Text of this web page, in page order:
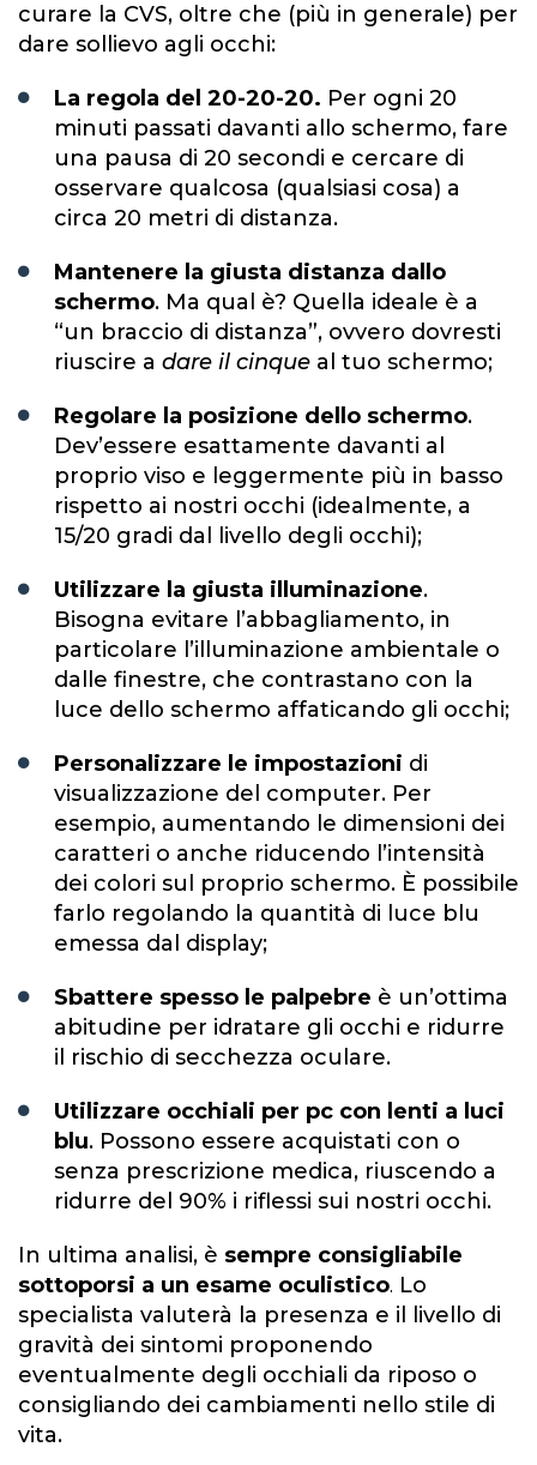
curare la CVS, oltre che (più in generale) per
dare sollievo agli occhi:
La regola del 20-20-20. Per ogni 20
minuti passati davanti allo schermo, fare
una pausa di 20 secondi e cercare di
osservare qualcosa (qualsiasi cosa) a
circa 20 metri di distanza.
Mantenere la giusta distanza dallo
schermo. Ma qual è? Quella ideale è a
“un braccio di distanza”, ovvero dovresti
riuscire a dare il cinque al tuo schermo;
Regolare la posizione dello schermo.
Dev’essere esattamente davanti al
proprio viso e leggermente più in basso
rispetto ai nostri occhi (idealmente, a
15/20 gradi dal livello degli occhi);
Utilizzare la giusta illuminazione.
Bisogna evitare l’abbagliamento, in
particolare l’illuminazione ambientale o
dalle finestre, che contrastano con la
luce dello schermo affaticando gli occhi;
Personalizzare le impostazioni di
visualizzazione del computer. Per
esempio, aumentando le dimensioni dei
caratteri o anche riducendo l’intensità
dei colori sul proprio schermo. È possibile
farlo regolando la quantità di luce blu
emessa dal display;
Sbattere spesso le palpebre è un’ottima
abitudine per idratare gli occhi e ridurre
il rischio di secchezza oculare.
Utilizzare occhiali per pc con lenti a luci
blu. Possono essere acquistati con o
senza prescrizione medica, riuscendo a
ridurre del 90% i riflessi sui nostri occhi.
In ultima analisi, è sempre consigliabile
sottoporsi a un esame oculistico. Lo
specialista valuterà la presenza e il livello di
gravità dei sintomi proponendo
eventualmente degli occhiali da riposo o
consigliando dei cambiamenti nello stile di
vita.